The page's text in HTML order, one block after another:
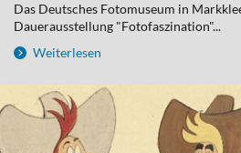
Das Deutsches Fotomuseum in
Dauerausstellung "Fotofaszination"...
Weiterlesen